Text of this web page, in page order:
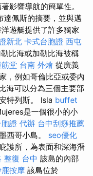
影響導航的簡單性。
達佩斯的摘要，並與邁
遊艇提供了許多獨家
新北 卡式台胞證 西屯
比海或加勒比海被稱
堂 台南 外燴 從廣義
，例如哥倫比亞或委內
海可以分為三個主要部
特列斯。 Isla buffet
是一個很小的小
胞證 代辦 台中刮痧推薦
西哥小島。 seo優化
護所，為表面和深海潛
整復 台中 該島的內部
按摩 該島位於